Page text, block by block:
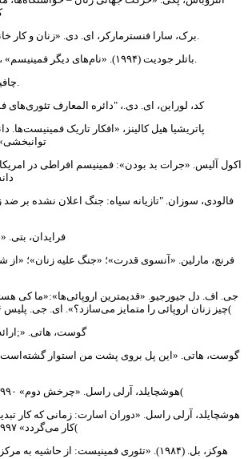
کد، لوراین، ای. دی.، "دائره المعارف تئوری‌های
پاتریشیا هیل کالینز، «افکار تاریک
توانبخشی»،
فرایدان، بتی.
فرنچ، مارلین. «آنسوی قدرت»؛ «جنگ علیه زنان»؛ «از
جی. اف. دل جیورجیو. «قدیمترین اروپائی‌ها»:«ما کی
چیز زنان اروپائی را متمایز می‌سازد؟». ای. جی. پلیس ۲۰۰۶ (شابک ۹۸۰۶۸۹۸۰۰(
گوست، هاتی. «;ارائه
گوست، هاتی. «این پل بروی پشت من استوار گشته‌است:
هوشچایلد، آرلی راسل. «چرخش دوم» ۱۹۹۰ (شابک ۵-۷۱۱۵۷-۳۸۰-۰(
هوشچایلد، آرلی راسل. «دوران اسارت: زمانی که کار
کار می‌گردد» ۱۹۹۷ (شابک ۱-۴۴۷۰-۸۰۵۰-۰(
هوکز، بل. (۱۹۸۴). «تئوری فمینیست: از حاشیه به مرکز». شابک ۳-۶۱۴-۸۹۶۰۸-۰